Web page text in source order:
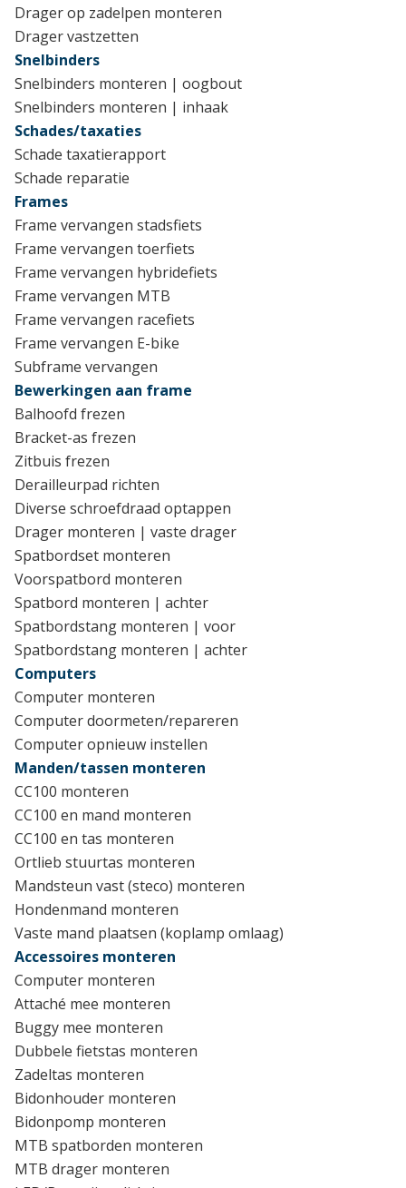
Drager op zadelpen monteren
Drager vastzetten
Snelbinders
Snelbinders monteren | oogbout
Snelbinders monteren | inhaak
Schades/taxaties
Schade taxatierapport
Schade reparatie
Frames
Frame vervangen stadsfiets
Frame vervangen toerfiets
Frame vervangen hybridefiets
Frame vervangen MTB
Frame vervangen racefiets
Frame vervangen E-bike
Subframe vervangen
Bewerkingen aan frame
Balhoofd frezen
Bracket-as frezen
Zitbuis frezen
Derailleurpad richten
Diverse schroefdraad optappen
Drager monteren | vaste drager
Spatbordset monteren
Voorspatbord monteren
Spatbord monteren | achter
Spatbordstang monteren | voor
Spatbordstang monteren | achter
Computers
Computer monteren
Computer doormeten/repareren
Computer opnieuw instellen
Manden/tassen monteren
CC100 monteren
CC100 en mand monteren
CC100 en tas monteren
Ortlieb stuurtas monteren
Mandsteun vast (steco) monteren
Hondenmand monteren
Vaste mand plaatsen (koplamp omlaag)
Accessoires monteren
Computer monteren
Attaché mee monteren
Buggy mee monteren
Dubbele fietstas monteren
Zadeltas monteren
Bidonhouder monteren
Bidonpomp monteren
MTB spatborden monteren
MTB drager monteren